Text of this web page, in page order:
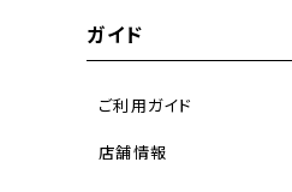
ガイド
ご利用ガイド
店舗情報